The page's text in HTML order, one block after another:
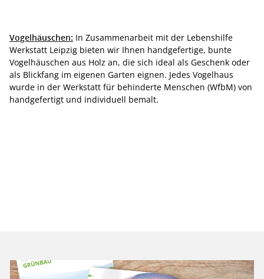
Vogelhäuschen: In Zusammenarbeit mit der Lebenshilfe
Werkstatt Leipzig bieten wir Ihnen handgefertige, bunte
Vogelhäuschen aus Holz an, die sich ideal als Geschenk oder
als Blickfang im eigenen Garten eignen. Jedes Vogelhaus
wurde in der Werkstatt für behinderte Menschen (WfbM) von
handgefertigt und individuell bemalt.